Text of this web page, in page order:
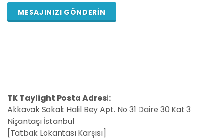
MESAJINIZI GÖNDERIN
TK Taylight Posta Adresi:
Akkavak Sokak Halil Bey Apt. No 31 Daire 30 Kat 3
Nişantaşı İstanbul
[Tatbak Lokantası Karşısı]